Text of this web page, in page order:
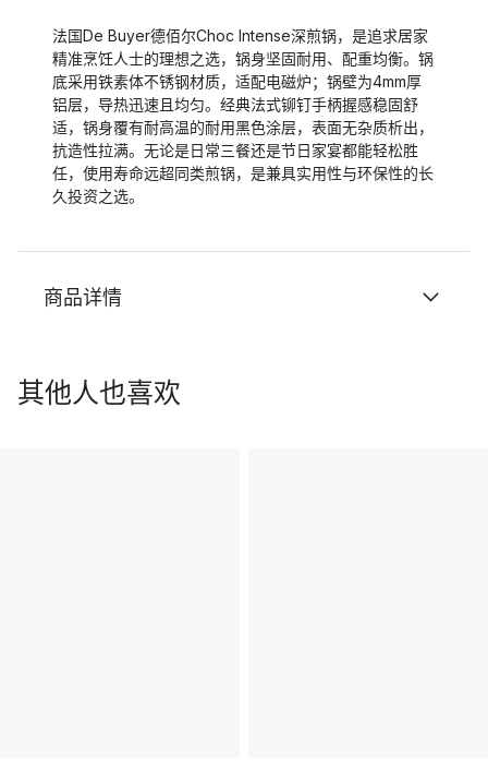
法国De Buyer德佰尔Choc Intense深煎锅，是追求居家
精准烹饪人士的理想之选，锅身坚固耐用、配重均衡。锅
底采用铁素体不锈钢材质，适配电磁炉；锅壁为4mm厚
铝层，导热迅速且均匀。经典法式铆钉手柄握感稳固舒
适，锅身覆有耐高温的耐用黑色涂层，表面无杂质析出，
抗造性拉满。无论是日常三餐还是节日家宴都能轻松胜
任，使用寿命远超同类煎锅，是兼具实用性与环保性的长
久投资之选。
商品详情
其他人也喜欢